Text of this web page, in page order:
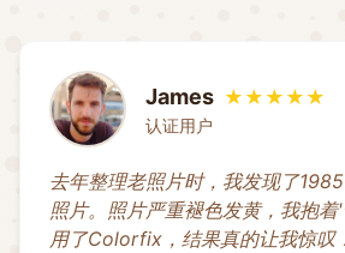
James ★★★★★
认证用户
去年整理老照片时，我发现了
照片。照片严重褪色发黄，我抱
用了Colorfix，结果真的让我惊叹